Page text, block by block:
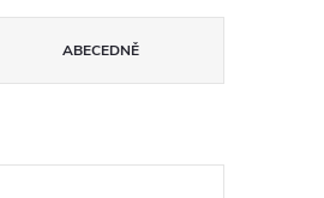
ABECEDNĚ